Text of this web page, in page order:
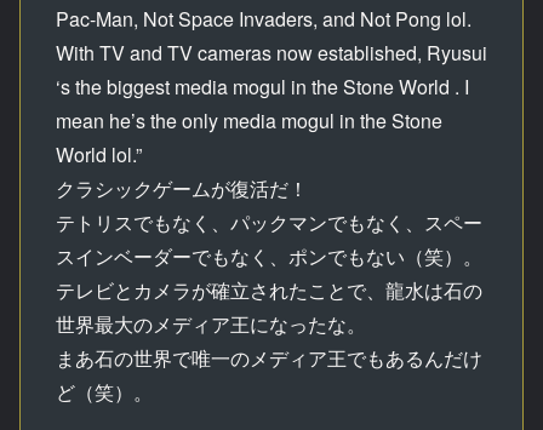
Pac-Man, Not Space Invaders, and Not Pong lol.
With TV and TV cameras now established, Ryusui
‘s the biggest media mogul in the Stone World . I
mean he’s the only media mogul in the Stone
World lol.”
クラシックゲームが復活だ！
テトリスでもなく、パックマンでもなく、スペー
スインベーダーでもなく、ポンでもない（笑）。
テレビとカメラが確立されたことで、龍水は石の
世界最大のメディア王になったな。
まあ石の世界で唯一のメディア王でもあるんだけ
ど（笑）。